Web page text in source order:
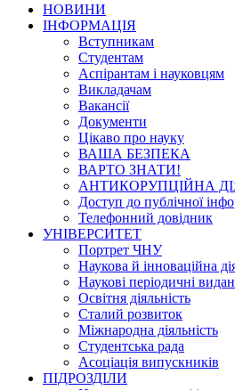
НОВИНИ
ІНФОРМАЦІЯ
Вступникам
Студентам
Аспірантам і науковцям
Викладачам
Вакансії
Документи
Цікаво про науку
ВАША БЕЗПЕКА
ВАРТО ЗНАТИ!
АНТИКОРУПЦІЙНА
Доступ до публічної
Телефонний довідник
УНІВЕРСИТЕТ
Портрет ЧНУ
Наукова й інноваційна
Наукові періодичні
Освітня діяльність
Сталий розвиток
Міжнародна діяльність
Студентська рада
Асоціація випускників
ПІДРОЗДІЛИ